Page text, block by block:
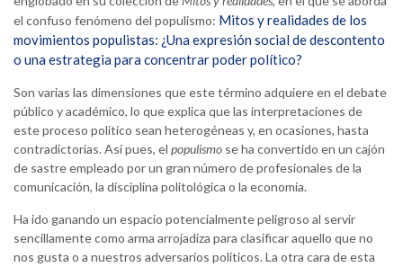
el confuso fenómeno del populismo: Mitos y realidades de los
movimientos populistas: ¿Una expresión social de descontento
o una estrategia para concentrar poder político?
Son varias las dimensiones que este término adquiere en el debate
público y académico, lo que explica que las interpretaciones de
este proceso político sean heterogéneas y, en ocasiones, hasta
contradictorias. Así pues, el populismo se ha convertido en un cajón
de sastre empleado por un gran número de profesionales de la
comunicación, la disciplina politológica o la economía.
Ha ido ganando un espacio potencialmente peligroso al servir
sencillamente como arma arrojadiza para clasificar aquello que no
nos gusta o a nuestros adversarios políticos. La otra cara de esta